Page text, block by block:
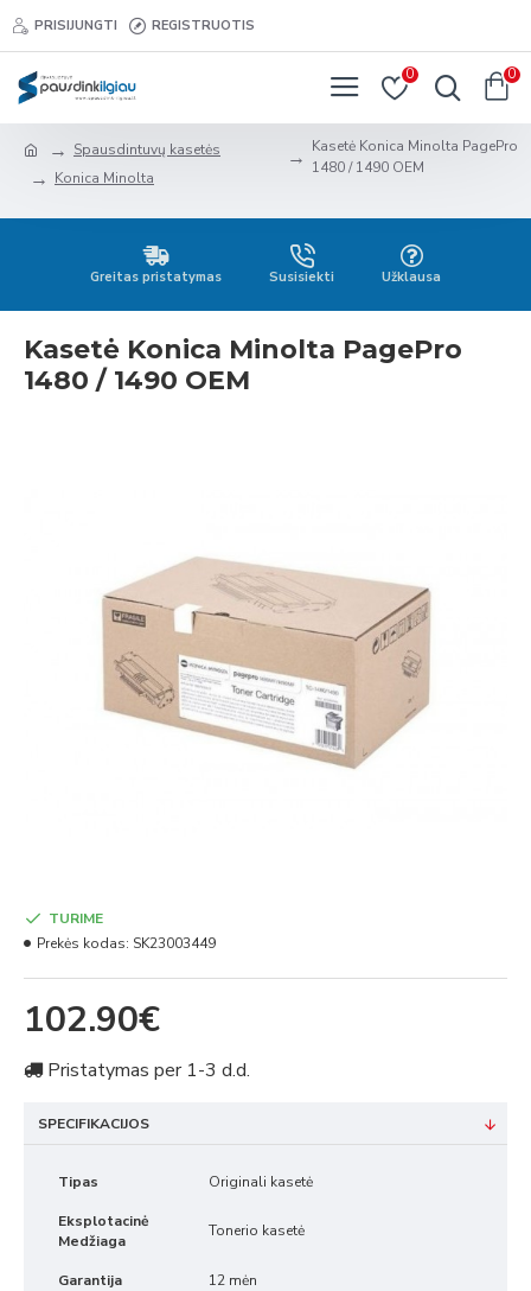
PRISIJUNGTI REGISTRUOTIS
0 0
Spausdintuvų kasetės
Konica Minolta
Kasetė Konica Minolta PagePro
1480 / 1490 OEM
Greitas pristatymas Susisiekti Užklausa
Kasetė Konica Minolta PagePro
1480 / 1490 OEM
102.90€
TURIME
Prekės kodas: SK23003449
Pristatymas per 1-3 d.d.
SPECIFIKACIJOS
Tipas Originali kasetė
Eksplotacinė
Medžiaga
Tonerio kasetė
Garantija 12 mėn